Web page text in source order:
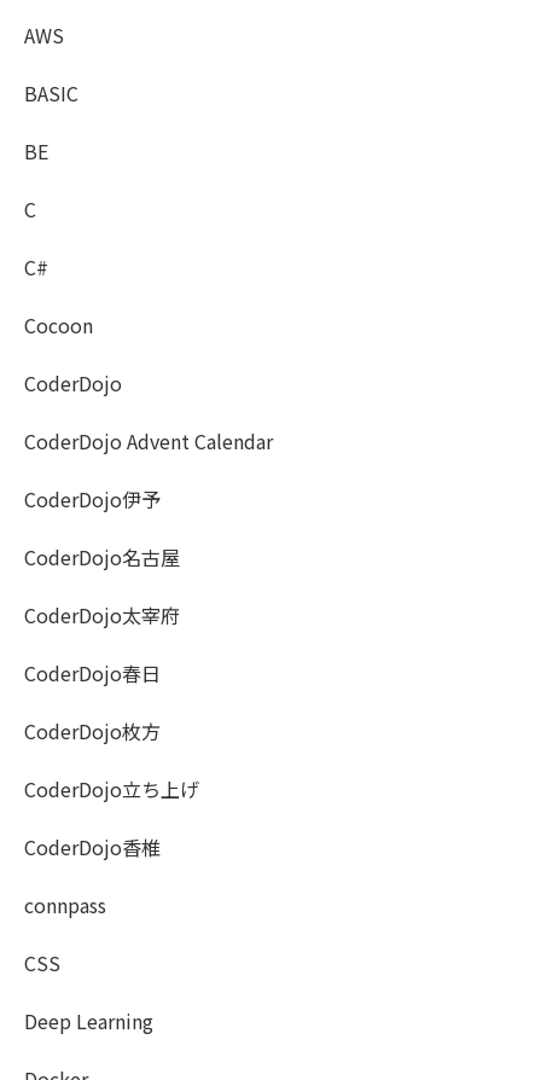
AWS
BASIC
BE
C
C#
Cocoon
CoderDojo
CoderDojo Advent Calendar
CoderDojo伊予
CoderDojo名古屋
CoderDojo太宰府
CoderDojo春日
CoderDojo枚方
CoderDojo立ち上げ
CoderDojo香椎
connpass
CSS
Deep Learning